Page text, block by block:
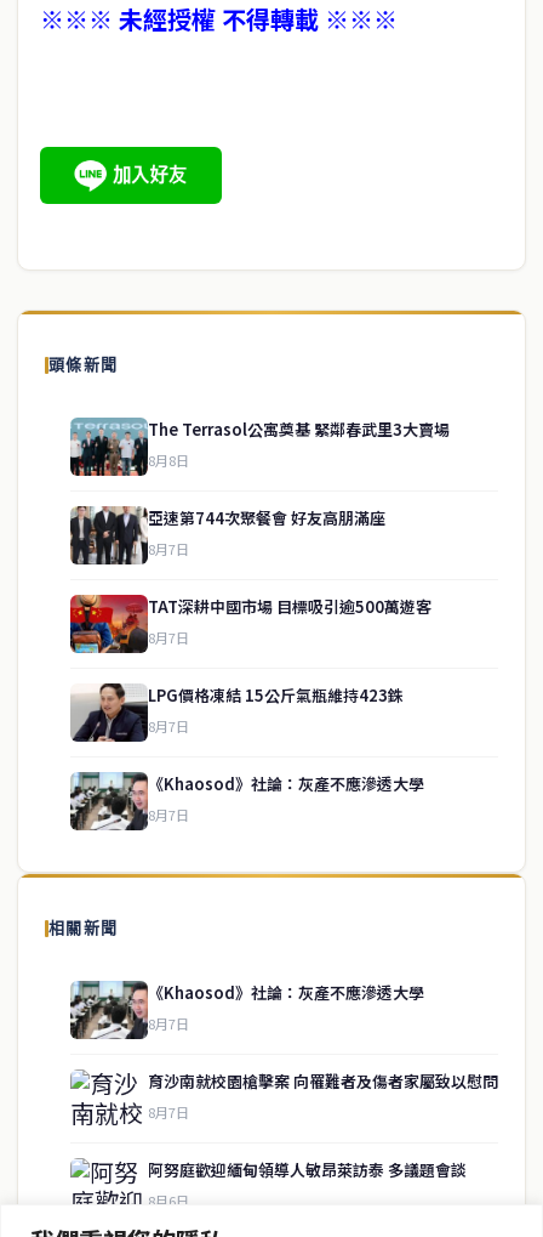
※※※ 未經授權 不得轉載 ※※※
頭條新聞
The Terrasol公寓奠基 緊鄰春武里3大賣場
8月8日
亞速第744次聚餐會 好友高朋滿座
8月7日
TAT深耕中國市場 目標吸引逾500萬遊客
8月7日
LPG價格凍結 15公斤氣瓶維持423銖
8月7日
《Khaosod》社論：灰產不應滲透大學
8月7日
相關新聞
《Khaosod》社論：灰產不應滲透大學
8月7日
育沙南就校園槍擊案 向罹難者及傷者家屬致以慰問
8月7日
阿努庭歡迎緬甸領導人敏昂萊訪泰 多議題會談
8月6日
關於我們
泰國中文新聞（TCN）是一家總部設於曼谷的中文新聞媒體，致力於
供即時、客觀、多元的中文新聞內容。
房地產
service@thaichinesenews.com